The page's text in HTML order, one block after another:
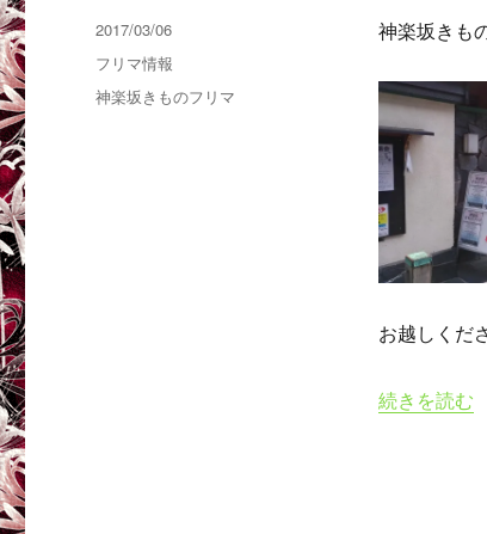
神楽坂きも
お越しくだ
“神楽坂きも
続きを読む
投
稿
2017/03/06
カ
テ
ゴ
フリマ情報
タ
神楽坂きものフリマ